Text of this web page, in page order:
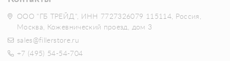
ООО "ГБ ТРЕЙД", ИНН 7727326079 115114, Россия,
Москва, Кожевнический проезд, дом 3
sales@fillerstore.ru
+7 (495) 54-54-704